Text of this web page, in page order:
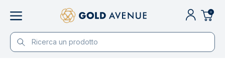
0